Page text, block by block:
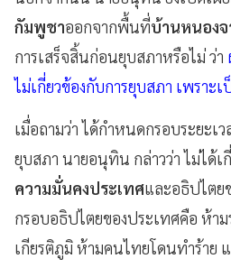
กัมพูชาออกจากพื้นที่บ้านหนอง
การเสร็จสิ้นก่อนยุบสภาหรือไม่ ว่า
ไม่เกี่ยวข้องกับการยุบสภา เพราะ
เมื่อถามว่า ได้กำหนดกรอบระยะเ
ยุบสภา นายอนุทิน กล่าวว่า ไม่ได้เ
ความมั่นคงประเทศและอธิปไตย
กรอบอธิปไตยของประเทศคือ ห้า
เกียรติภูมิ ห้ามคนไทยโดนทำร้าย